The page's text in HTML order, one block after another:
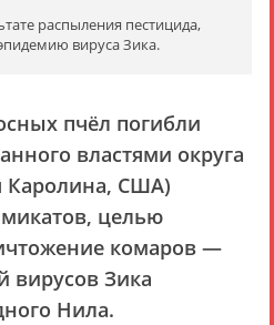
распыления пестицида,
вируса Зика.
пчёл погибли
властями округа
Каролина, США)
целью
комаров —
вирусов Зика
Нила.